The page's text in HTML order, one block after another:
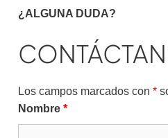
¿ALGUNA DUDA?
Los campos marcados con *
Nombre *